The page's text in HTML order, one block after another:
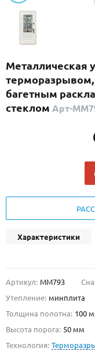
С реечным дизайном
ПО НАЗНАЧЕНИЮ
Популярные двери
ДОСТАВКА
О НАС
Металлические двери
Металлическая
багетным
стеклом Арт-
Характеристики
Артикул: ММ793
Утепление: минплита
Толщина полотна: 100
Высота порога: 50 мм
Технология: